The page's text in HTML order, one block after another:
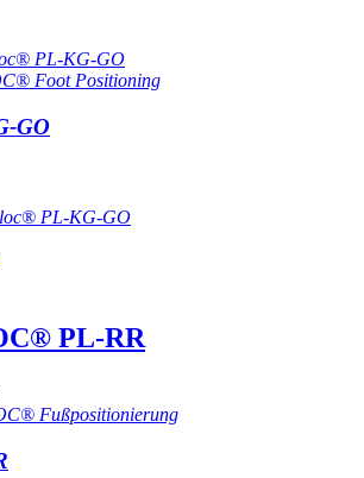
PL-KG-GO
Foot Positioning
GO
PL-KG-GO
PL-RR
Fußpositionierung